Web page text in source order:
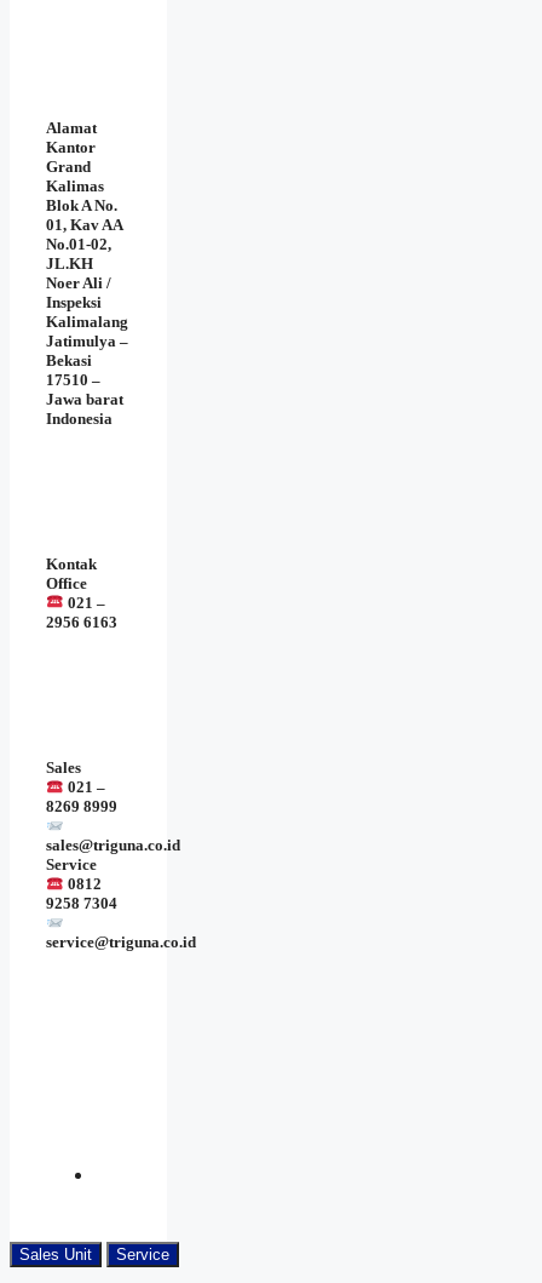
Alamat
Kantor
Grand
Kalimas
Blok A No.
01, Kav AA
No.01-02,
JL.KH
Noer Ali /
Inspeksi
Kalimalang
Jatimulya –
Bekasi
17510 –
Jawa barat
Indonesia
Kontak
Office
021 –
2956 6163
Sales
021 –
8269 8999
sales@triguna.co.id
Service
0812
9258 7304
service@triguna.co.id
Sales Unit Service